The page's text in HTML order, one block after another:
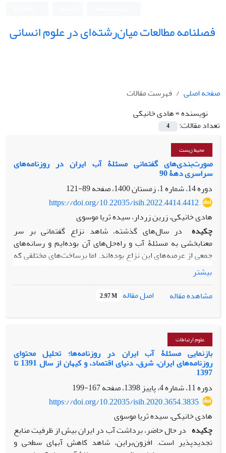
فصلنامه مطالعات میان‌رشته‌ای در علوم انسانی
صفحه اصلی
فهرست مقالات
نویسنده =هادی خانیکی
تعداد مقالات:
4
محیط زیست
صورت‌بندی‌های گفتمانی مسئلۀ آب ایران در روزنامه‌های
سراسری دهۀ 90
دوره 14، شماره 1، زمستان 1400، صفحه
89-121
https://doi.org/10.22035/isih.2022.4414.4412
هادی خانیکی، زرین زردار، سیده ثریا موسوی
چکیده
در سال‌های گذشته، شاهد نزاع گفتمانی بر سر
معنابخشی به مسئلۀ آب و راه‌حل‌های آن بوده‌ایم و رسانه‌های
جمعی از عرصه‌های این نزاع بوده‌اند. اما برساخت‌های مختلفی که
در این رسانه‌ها از مسئله ارائه شده، نامعلوم است. مقالۀ پیش رو،
به‌طور خاص بر روزنامه‌های سراسری تمرکز کرده و درصدد پاسخ
به این پرسش است که گفتمان‌های مسئلۀ آب ایران در
منظور با روش تحلیل گفتمان انتقادی مطالب 4 روزنامۀ سراسری
یافته‌ها، در گفتمان غالب روزنامۀ شرق سیاست‌های کلان و رویکرد
نادرست توسعه بحران را ایجاد کرده است. این گفتمان راه‌حل را
تغییر سیاست‌ها و ساختارهای تولید و سازگاری با طبیعت قلمداد
می‌کند. در گفتمان روزنامۀ ایران، ساختارهای کلان (اقتصاد
سیاسی ایران، فردگرایی) سبب مصرف‌گرایی مردم شده‌اند و به
این طریق بحران را ایجاد کرده‌اند. این گفتمان در خدمت
رؤیت‌ناپذیر ساختن نقش دولت در ایجاد بحران است. در گفتمان
روزنامۀ دنیای اقتصاد ترکیبی از عوامل (نظام مالکیت دولتی آب،
سیاست‌مداران، مردم و مسئولان) بحران را ایجاد کرده است.
افزایش قیمت آب راهکاری است که این روزنامه برای حل بحران
بیشتر
مشاهده مقاله
اصل مقاله 2.97 M
علوم ارتباطات
بازنمایی مسئلۀ آب ایران در روزنامه‌ها؛ تحلیل محتوای
روزنامه‌های ایران، شرق، دنیای اقتصاد، و کیهان از سال 1391 تا
1397
دوره 11، شماره 4، پاییز 1398، صفحه
167-199
https://doi.org/10.22035/isih.2020.3654.3835
هادی خانیکی، سیده ثریا موسوی
چکیده در حال حاضر، برداشت آب در ایران بیش از ظرفیت منابع
تجدید‎پذیر است. افزون‌بر‌این، شاهد کاهش آب‎های سطحی و